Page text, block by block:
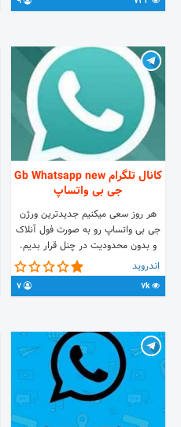
کانال تلگرام Gb Whatsapp new
جی بی واتساپ
هر روز سعی میکنیم جدیدترین ورژن
جی بی واتساپ رو به صورت فول آنلاک
و بدون محدودیت در چنل قرار بدیم.
اندروید
7k